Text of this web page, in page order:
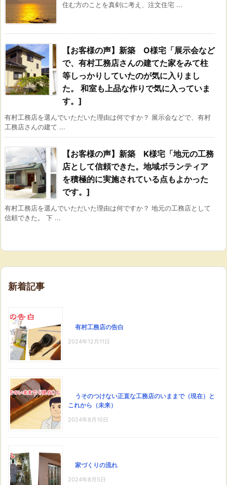
住む方のことを真剣に考え、注文住宅 ...
【お客様の声】新築 O様宅「展示会など
で、有村工務店さんの建てた家をみて柱
等しっかりしていたのが気に入りまし
た。 和室も上品な作りで気に入っていま
す。]
有村工務店を選んでいただいた理由は何ですか？ 展示会などで、有村
工務店さんの建て ...
【お客様の声】新築 K様宅「地元の工務
店として信頼できた。地域ボランティア
を積極的に実施されている点もよかった
です。]
有村工務店を選んでいただいた理由は何ですか？ 地元の工務店として
信頼できた。 下 ...
新着記事
有村工務店の告白
2024年12月11日
うそのつけない正直な工務店のいままで（現在）と
これから（未来）
2024年8月10日
家づくりの流れ
2024年8月5日